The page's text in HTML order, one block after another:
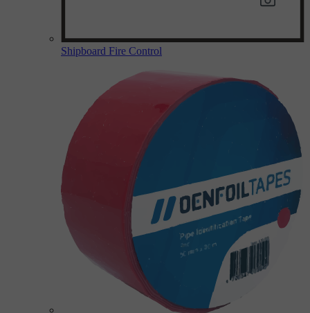
Shipboard Fire Control